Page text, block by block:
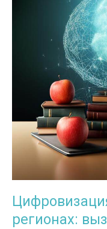
регионах: